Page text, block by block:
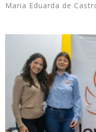
Maria Eduarda de